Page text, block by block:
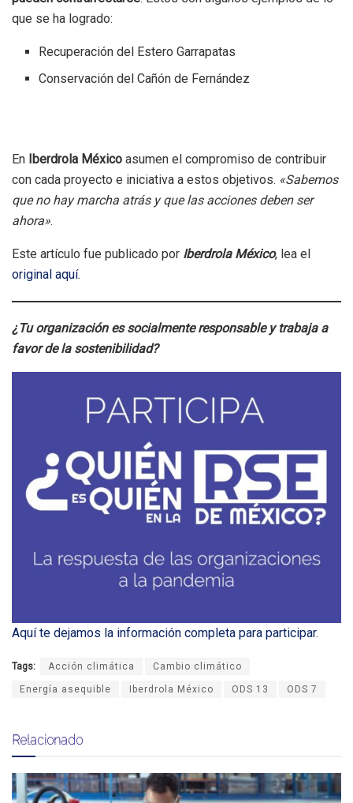
que se ha logrado:
Recuperación del Estero Garrapatas
Conservación del Cañón de Fernández
En Iberdrola México asumen el compromiso de contribuir
con cada proyecto e iniciativa a estos objetivos. «Sabemos
que no hay marcha atrás y que las acciones deben ser
ahora».
Este artículo fue publicado por Iberdrola México, lea el
original aquí.
¿Tu organización es socialmente responsable y trabaja a
favor de la sostenibilidad?
Aquí te dejamos la información completa para participar.
Tags: Acción climática Cambio climático
Energía asequible Iberdrola México ODS 13 ODS 7
Relacionado